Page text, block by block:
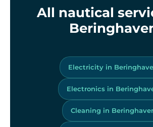
All nautical
Electricity in
Electronics in
Cleaning in